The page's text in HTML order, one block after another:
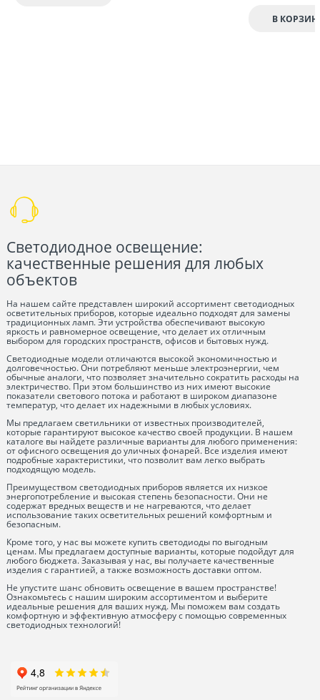
В
Светодиодное освещение:
качественные решения для любых
объектов
На нашем сайте представлен широкий ассортимент светодиодных
осветительных приборов, которые идеально подходят для замены
традиционных ламп. Эти устройства обеспечивают высокую
яркость и равномерное освещение, что делает их отличным
выбором для городских пространств, офисов и бытовых нужд.
Светодиодные модели отличаются высокой экономичностью и
долговечностью. Они потребляют меньше электроэнергии, чем
обычные аналоги, что позволяет значительно сократить расходы на
электричество. При этом большинство из них имеют высокие
показатели светового потока и работают в широком диапазоне
температур, что делает их надежными в любых условиях.
Мы предлагаем светильники от известных производителей,
которые гарантируют высокое качество своей продукции. В нашем
каталоге вы найдете различные варианты для любого применения:
от офисного освещения до уличных фонарей. Все изделия имеют
подробные характеристики, что позволит вам легко выбрать
подходящую модель.
Преимуществом светодиодных приборов является их низкое
энергопотребление и высокая степень безопасности. Они не
содержат вредных веществ и не нагреваются, что делает
использование таких осветительных решений комфортным и
безопасным.
Кроме того, у нас вы можете купить светодиоды по выгодным
ценам. Мы предлагаем доступные варианты, которые подойдут для
любого бюджета. Заказывая у нас, вы получаете качественные
изделия с гарантией, а также возможность доставки оптом.
Не упустите шанс обновить освещение в вашем пространстве!
Ознакомьтесь с нашим широким ассортиментом и выберите
идеальные решения для ваших нужд. Мы поможем вам создать
комфортную и эффективную атмосферу с помощью современных
светодиодных технологий!